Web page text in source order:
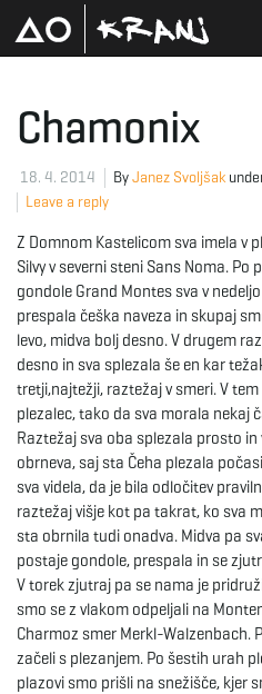
Chamonix
18. 4. 2014 ByJanez Svoljšak
Leave a reply
Z Domnom Kastelicom sva imela v
Silvy v severni steni Sans Noma.
gondole Grand Montes sva v
prespala češka naveza in skupaj
levo, midva bolj desno. V drugem
desno in sva splezala še en kar
tretji,najtežji, raztežaj v smeri. V
plezalec, tako da sva morala nekaj
Raztežaj sva oba splezala prosto
obrneva, saj sta Čeha plezala
sva videla, da je bila odločitev
raztežaj višje kot pa takrat, ko sva
sta obrnila tudi onadva. Midva pa
postaje gondole, prespala in se
V torek zjutraj pa se nama je
smo se z vlakom odpeljali na
Charmoz smer Merkl-Walzenbach.
začeli s plezanjem. Po šestih urah
plazovi smo prišli na snežišče, kjer